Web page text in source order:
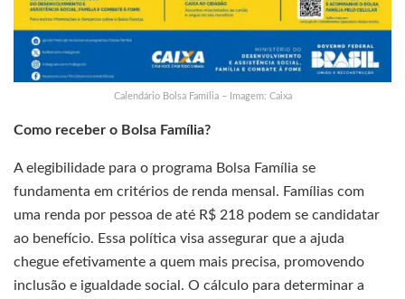
Calendário Bolsa Família – Imagem: Caixa
Como receber o Bolsa Família?
A elegibilidade para o programa Bolsa Família se
fundamenta em critérios de renda mensal. Famílias com
uma renda por pessoa de até R$ 218 podem se candidatar
ao benefício. Essa política visa assegurar que a ajuda
chegue efetivamente a quem mais precisa, promovendo
inclusão e igualdade social. O cálculo para determinar a